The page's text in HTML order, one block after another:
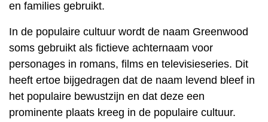
en families gebruikt.
In de populaire cultuur wordt de naam Greenwood
soms gebruikt als fictieve achternaam voor
personages in romans, films en televisieseries. Dit
heeft ertoe bijgedragen dat de naam levend bleef in
het populaire bewustzijn en dat deze een
prominente plaats kreeg in de populaire cultuur.